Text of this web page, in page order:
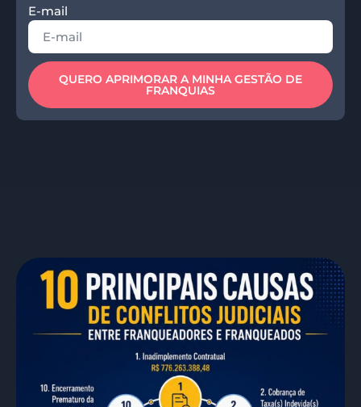
E-mail
QUERO APRIMORAR A MINHA GESTÃO DE
FRANQUIAS